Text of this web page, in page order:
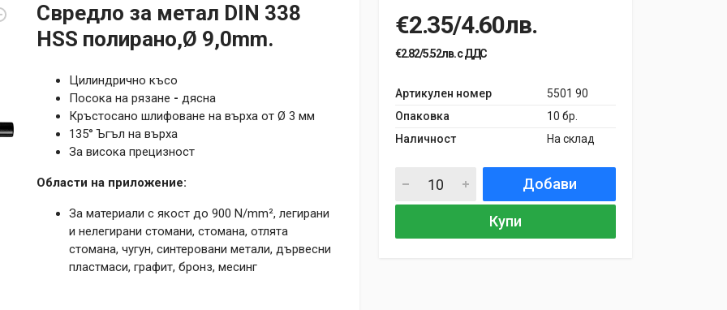
Свредло за метал DIN 338
HSS полирано,Ø 9,0mm.
Цилиндрично късо
Посока на рязане - дясна
Кръстосано шлифоване на върха от Ø 3 мм
135° Ъгъл на върха
За висока прецизност
Области на приложение:
За материали с якост до 900 N/mm², легирани
и нелегирани стомани, стомана, отлята
стомана, чугун, синтеровани метали, дървесни
пластмаси, графит, бронз, месинг
€2.35/4.60лв.
€2.82/5.52лв. с ДДС
Артикулен номер
5501 90
Опаковка
10 бр.
Наличност
На склад
Добави
Купи